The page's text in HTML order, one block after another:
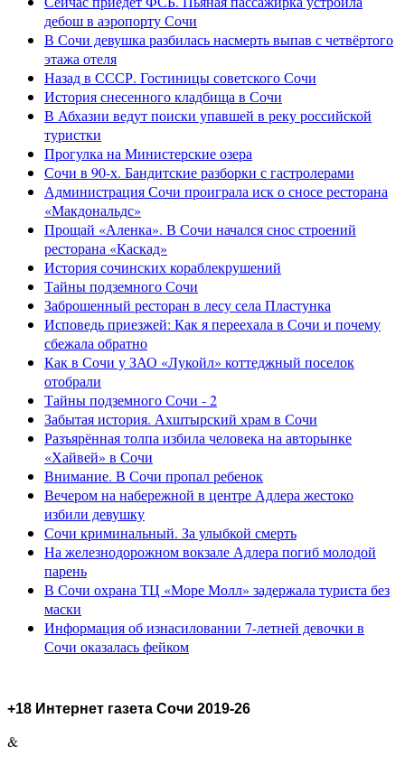
дебош в аэропорту Сочи
В Сочи девушка разбилась насмерть выпав с четвёртого
этажа отеля
Назад в СССР. Гостиницы советского Сочи
История снесенного кладбища в Сочи
В Абхазии ведут поиски упавшей в реку российской
туристки
Прогулка на Министерские озера
Сочи в 90-х. Бандитские разборки с гастролерами
Администрация Сочи проиграла иск о сносе ресторана
«Макдональдс»
Прощай «Аленка». В Сочи начался снос строений
ресторана «Каскад»
История сочинских кораблекрушений
Тайны подземного Сочи
Заброшенный ресторан в лесу села Пластунка
Исповедь приезжей: Как я переехала в Сочи и почему
сбежала обратно
Как в Сочи у ЗАО «Лукойл» коттеджный поселок
отобрали
Тайны подземного Сочи - 2
Забытая история. Ахштырский храм в Сочи
Разъярённая толпа избила человека на авторынке
«Хайвей» в Сочи
Внимание. В Сочи пропал ребенок
Вечером на набережной в центре Адлера жестоко
избили девушку
Сочи криминальный. За улыбкой смерть
На железнодорожном вокзале Адлера погиб молодой
парень
В Сочи охрана ТЦ «Море Молл» задержала туриста без
маски
Информация об изнасиловании 7-летней девочки в
Сочи оказалась фейком
+18 Интернет газета Сочи 2019-26
&